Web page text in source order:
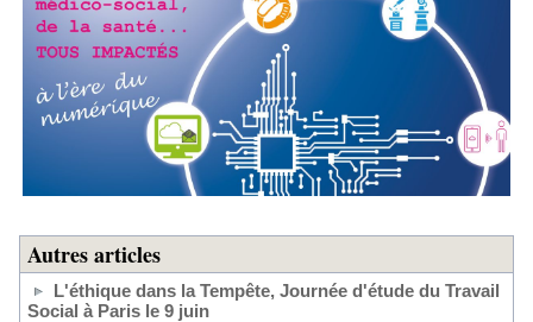
Autres articles
L'éthique dans la Tempête, Journée d'étude du Travail
Social à Paris le 9 juin